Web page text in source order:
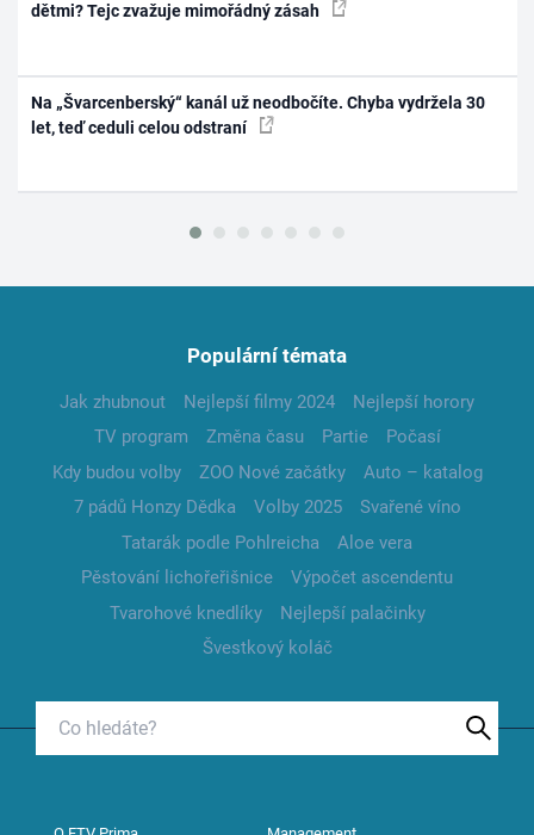
dětmi? Tejc zvažuje mimořádný zásah
Na „Švarcenberský“ kanál už neodbočíte. Chyba vydržela 30
let, teď ceduli celou odstraní
Populární témata
Jak zhubnout Nejlepší filmy 2024
Nejlepší horory
TV program
Změna času Partie
Počasí
Kdy budou volby
ZOO Nové začátky
Auto – katalog
7 pádů Honzy Dědka
Volby 2025
Svařené víno
Tatarák podle Pohlreicha
Aloe vera
Pěstování lichořeřišnice
Výpočet ascendentu
Tvarohové knedlíky
Nejlepší palačinky
Švestkový koláč